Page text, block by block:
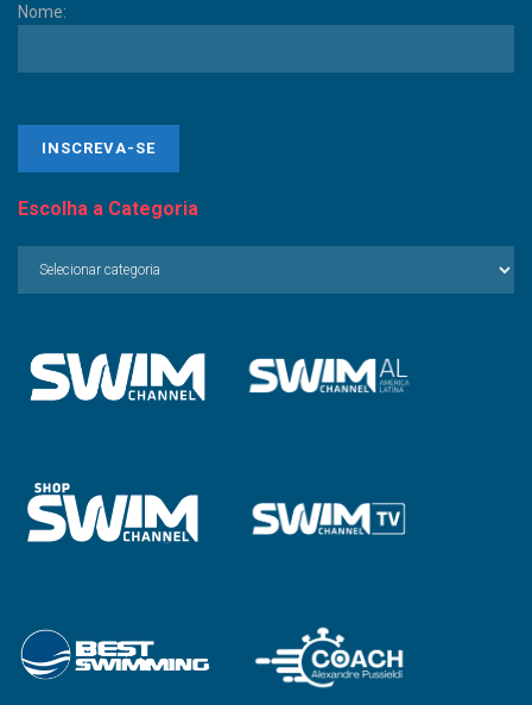
Nome:
Escolha a Categoria